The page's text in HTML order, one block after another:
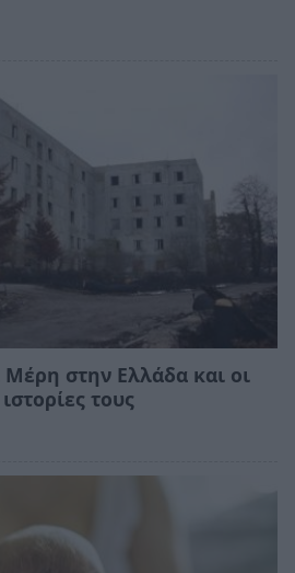
Μέρη στην Ελλάδα και οι
τους